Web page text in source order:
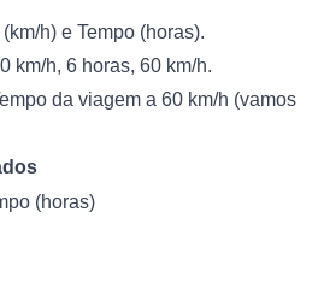
h) e Tempo (horas).
km/h, 6 horas, 60 km/h.
da viagem a 60 km/h (vamos
(horas)